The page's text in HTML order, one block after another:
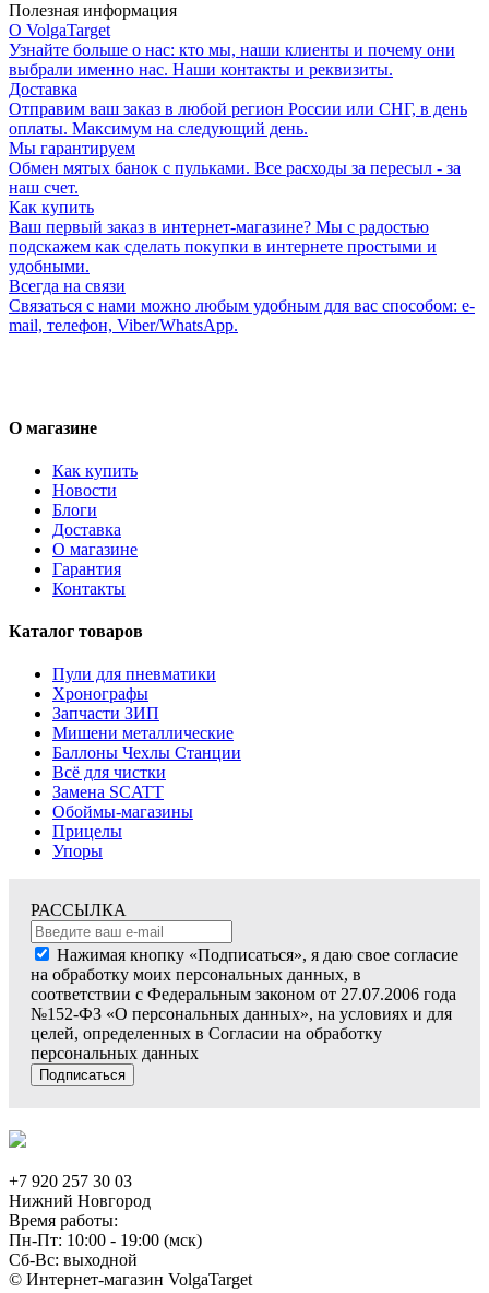
Полезная информация
О VolgaTarget
Узнайте больше о нас: кто мы, наши клиенты и почему они
выбрали именно нас. Наши контакты и реквизиты.
Доставка
Отправим ваш заказ в любой регион России или СНГ, в день
оплаты. Максимум на следующий день.
Мы гарантируем
Обмен мятых банок с пульками. Все расходы за пересыл - за
наш счет.
Как купить
Ваш первый заказ в интернет-магазине? Мы с радостью
подскажем как сделать покупки в интернете простыми и
удобными.
Всегда на связи
Связаться с нами можно любым удобным для вас способом: e-
mail, телефон, Viber/WhatsApp.
О магазине
Как купить
Новости
Блоги
Доставка
О магазине
Гарантия
Контакты
Каталог товаров
Пули для пневматики
Хронографы
Запчасти ЗИП
Мишени металлические
Баллоны Чехлы Станции
Всё для чистки
Замена SCATT
Обоймы-магазины
Прицелы
Упоры
РАССЫЛКА
Нажимая кнопку «Подписаться», я даю свое согласие
на обработку моих персональных данных, в
соответствии с Федеральным законом от 27.07.2006 года
№152-ФЗ «О персональных данных», на условиях и для
целей, определенных в Согласии на обработку
персональных данных
Подписаться
+7 920 257 30 03
Нижний Новгород
Время работы:
Пн-Пт: 10:00 - 19:00 (мск)
Сб-Вс: выходной
© Интернет-магазин VolgaTarget